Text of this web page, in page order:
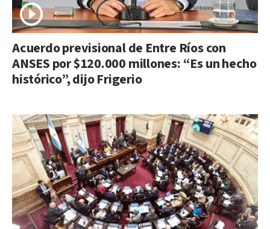
Acuerdo previsional de Entre Ríos con
ANSES por $120.000 millones: “Es un hecho
histórico”, dijo Frigerio